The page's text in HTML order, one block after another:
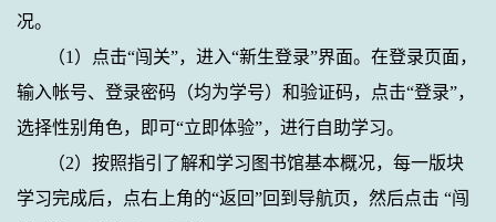
况。
（1 ）点击“闯关”，进入“新生登录”界面。在登录页面，
输入帐号、登录密码（均为学号）和验证码，点击“登录”，
选择性别角色，即可“立即体验”，进行自助学习。
（2）按照指引了解和学习图书馆基本概况，每一版块
学习完成后，点右上角的“返回”回到导航页，然后点击 “闯